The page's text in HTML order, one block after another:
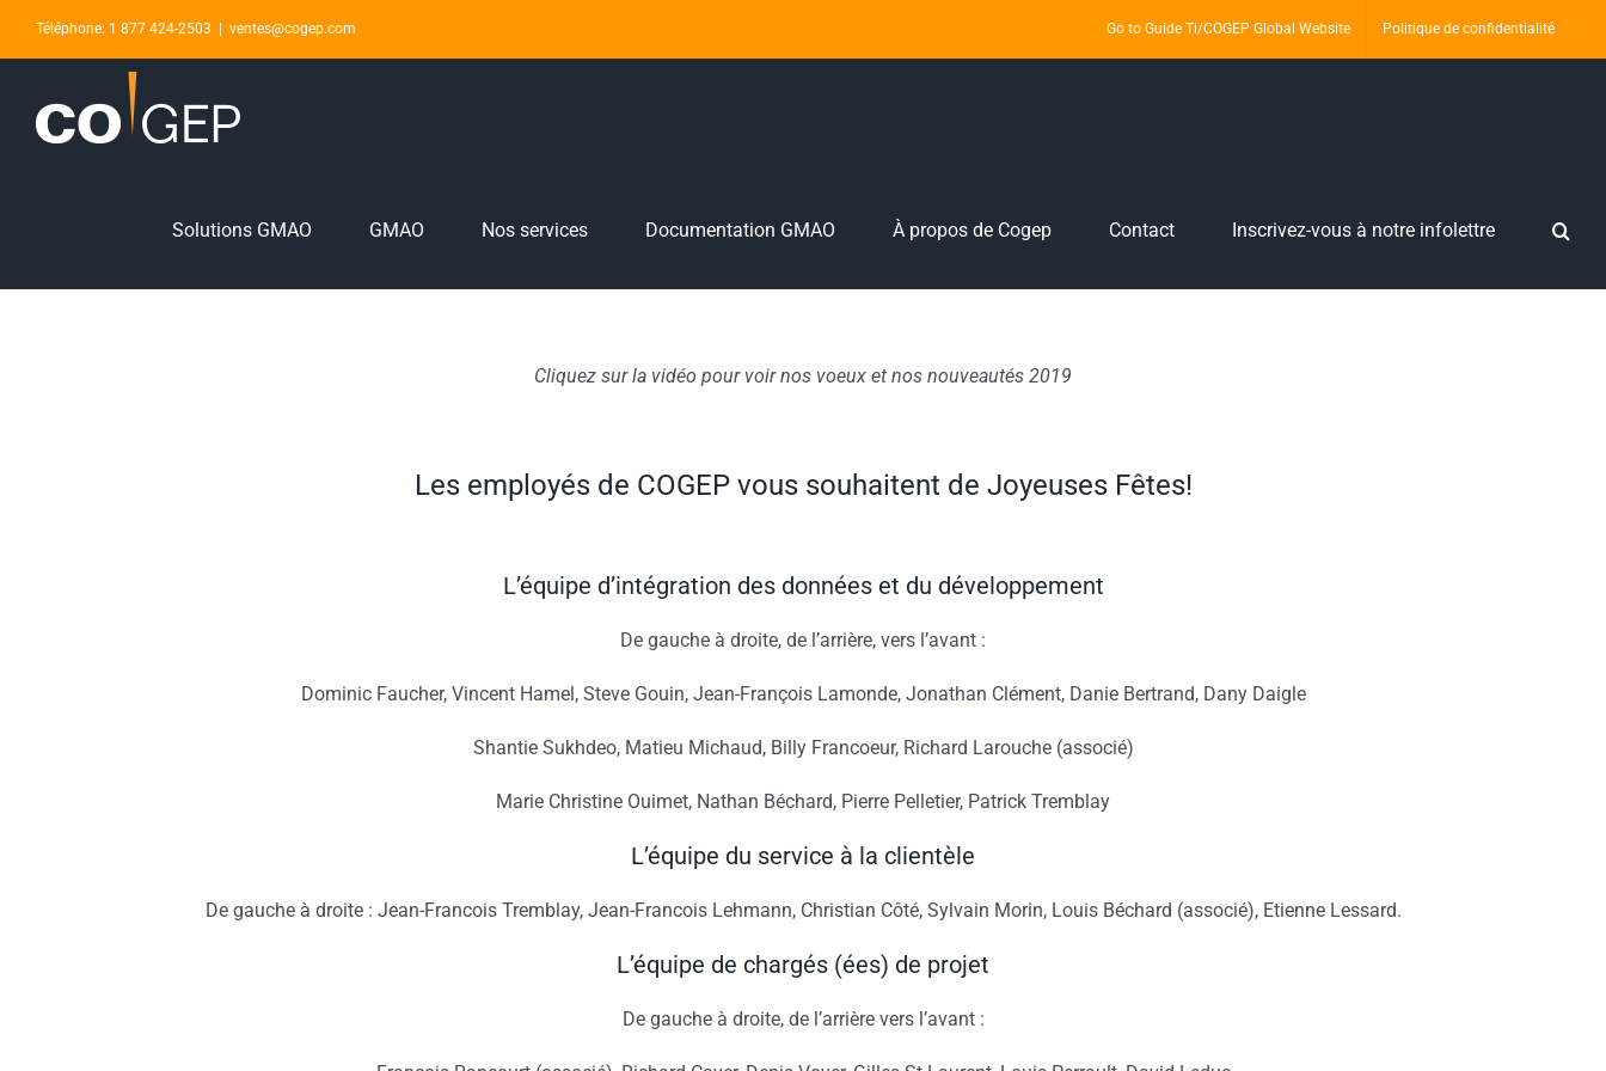
Téléphone: 1 877 424-2503 ventes@cogep.com Go to Guide Ti/COGEP Global Website Politique de confidentialité
Solutions GMAO GMAO Nos services Documentation GMAO À propos de Cogep Contact Inscrivez-vous à notre infolettre
Cliquez sur la vidéo pour voir nos voeux et nos nouveautés 2019
Les employés de COGEP vous souhaitent de Joyeuses Fêtes!
L’équipe d’intégration des données et du développement
De gauche à droite, de l’arrière, vers l’avant :
Dominic Faucher, Vincent Hamel, Steve Gouin, Jean-François Lamonde, Jonathan Clément, Danie Bertrand, Dany Daigle
Shantie Sukhdeo, Matieu Michaud, Billy Francoeur, Richard Larouche (associé)
Marie Christine Ouimet, Nathan Béchard, Pierre Pelletier, Patrick Tremblay
L’équipe du service à la clientèle
De gauche à droite : Jean-Francois Tremblay, Jean-Francois Lehmann, Christian Côté, Sylvain Morin, Louis Béchard (associé), Etienne Lessard.
L’équipe de chargés (ées) de projet
De gauche à droite, de l’arrière vers l’avant :